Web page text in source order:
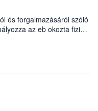
és forgalmazásáról szóló
az eb okozta fizikai
felmerülő
eb tartását és annak